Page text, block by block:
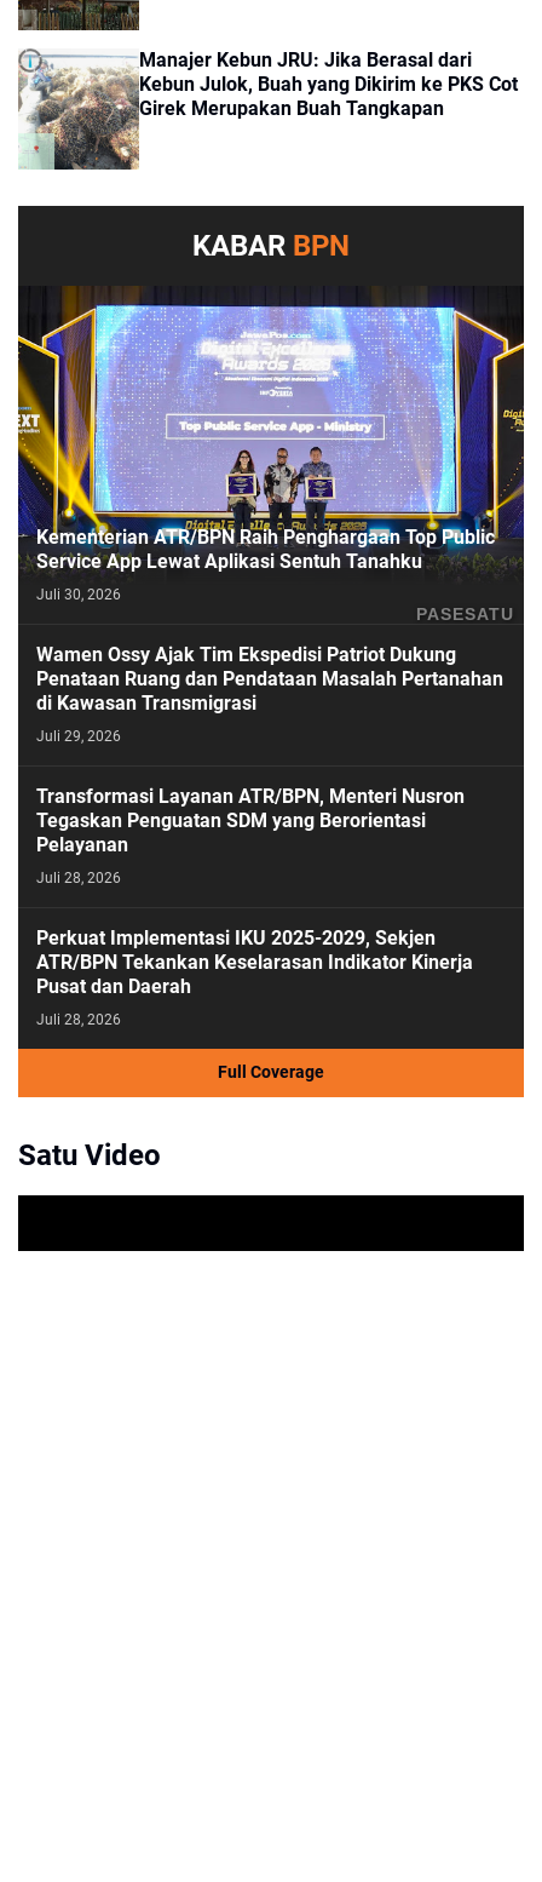
Manajer Kebun JRU: Jika Berasal dari
Kebun Julok, Buah yang Dikirim ke PKS Cot
Girek Merupakan Buah Tangkapan
KABAR BPN
PASESATU
Kementerian ATR/BPN Raih Penghargaan Top Public
Service App Lewat Aplikasi Sentuh Tanahku
Juli 30, 2026
Wamen Ossy Ajak Tim Ekspedisi Patriot Dukung
Penataan Ruang dan Pendataan Masalah Pertanahan
di Kawasan Transmigrasi
Juli 29, 2026
Transformasi Layanan ATR/BPN, Menteri Nusron
Tegaskan Penguatan SDM yang Berorientasi
Pelayanan
Juli 28, 2026
Perkuat Implementasi IKU 2025-2029, Sekjen
ATR/BPN Tekankan Keselarasan Indikator Kinerja
Pusat dan Daerah
Juli 28, 2026
Full Coverage
Satu Video